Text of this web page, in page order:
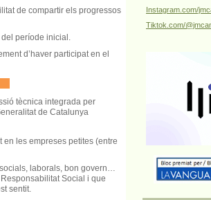
de compartir els progressos
del període inicial.
d’haver participat en el
tècnica integrada per
de Catalunya
en les empreses petites (entre
laborals, bon govern…
Social i que
sentit.
Instagram.com/
Tiktok.com/